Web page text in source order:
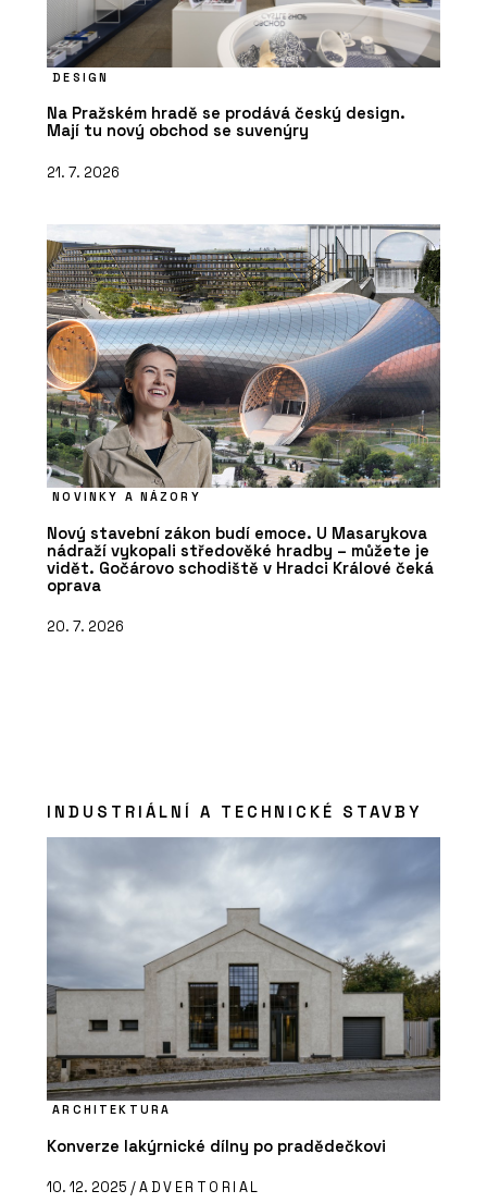
DESIGN
Na Pražském hradě se prodává český design.
Mají tu nový obchod se suvenýry
21. 7. 2026
NOVINKY A NÁZORY
Nový stavební zákon budí emoce. U Masarykova
nádraží vykopali středověké hradby – můžete je
vidět. Gočárovo schodiště v Hradci Králové čeká
oprava
20. 7. 2026
INDUSTRIÁLNÍ A TECHNICKÉ STAVBY
ARCHITEKTURA
Konverze lakýrnické dílny po pradědečkovi
10. 12. 2025 /ADVERTORIAL